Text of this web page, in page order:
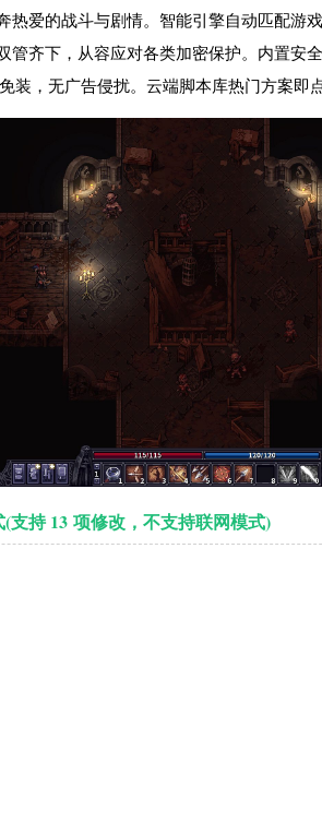
爱的战斗与剧情。智能引擎自动匹配游
管齐下，从容应对各类加密保护。内置安
装，无广告侵扰。云端脚本库热门方案即点
持 13 项修改，不支持联网模式)